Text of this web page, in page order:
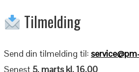
Tilmelding
Send din tilmelding til:
Senest 5. marts kl. 16.00